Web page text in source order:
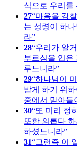
식으로 우리를
27 마음을 감
는 성령이 하
라
28 우리가 알
부르심을 입은
루느니라
29 하나님이
받게 하기 위
중에서 맏아들
30 또 미리 정
또한 의롭다
하셨느니라
31
그런즉 이